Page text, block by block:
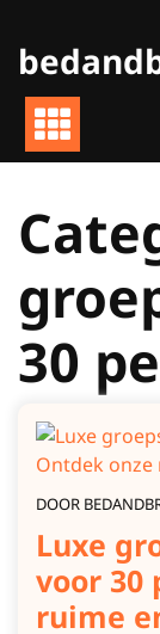
de
inhoud
gaan
30
DOOR
Luxe
voor 30
ruime